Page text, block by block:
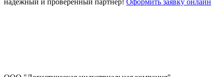
надежный и проверенный партнер! Оформить заявку онлайн